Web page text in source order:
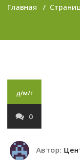
Главная /
д/м/г
0
Автор: